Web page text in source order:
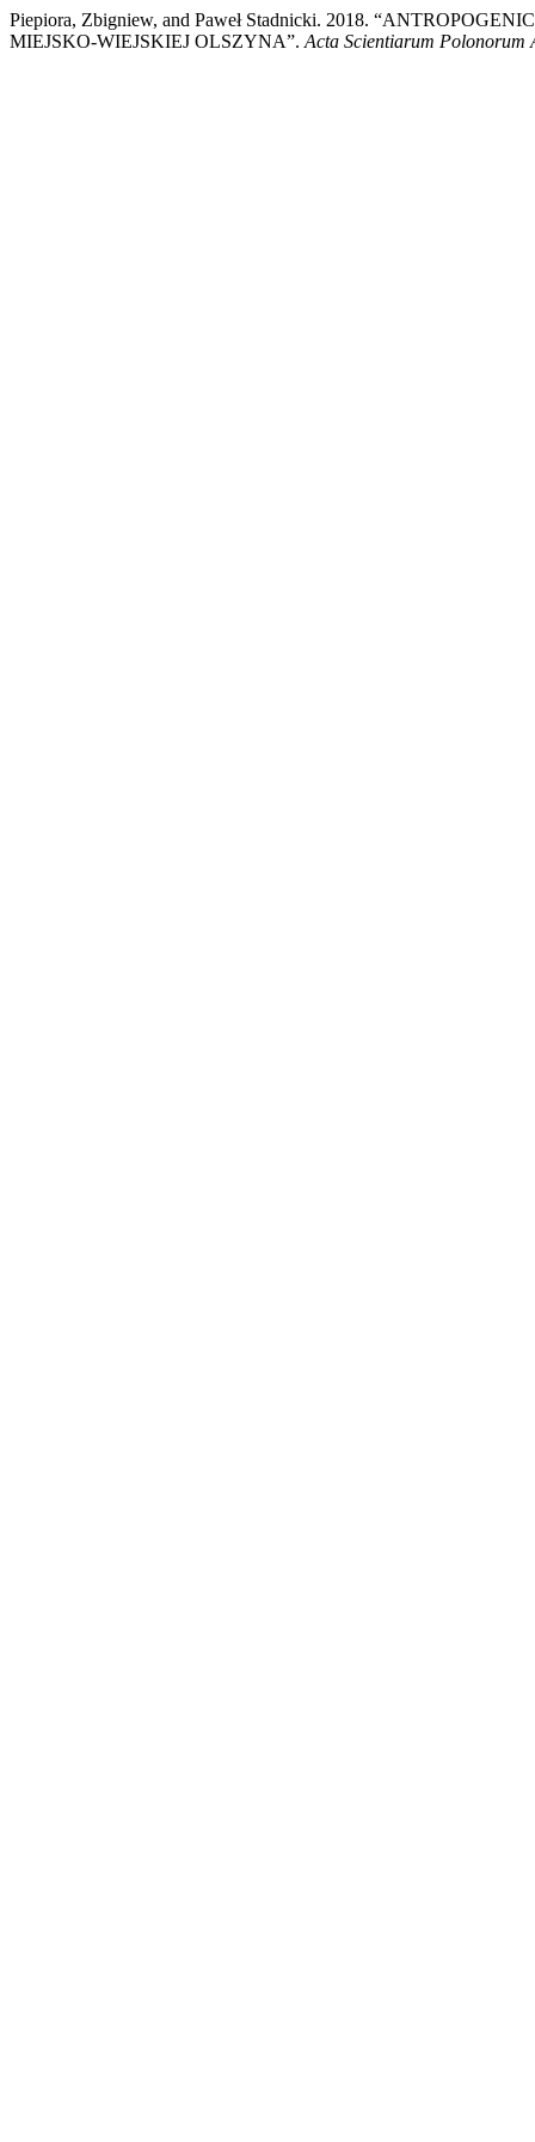
Piepiora, Zbigniew, and Paweł Stadnicki. 2018.
MIEJSKO-WIEJSKIEJ OLSZYNA”. Acta Scientiarum Polonorum